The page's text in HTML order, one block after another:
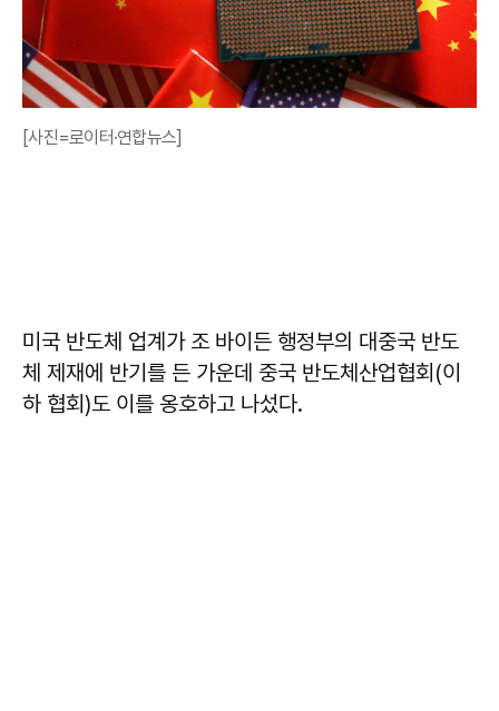
[사진=로이터·연합뉴스]
미국 반도체 업계가 조 바이든 행정부의 대중국 반도
체 제재에 반기를 든 가운데 중국 반도체산업협회(이
하 협회)도 이를 옹호하고 나섰다.